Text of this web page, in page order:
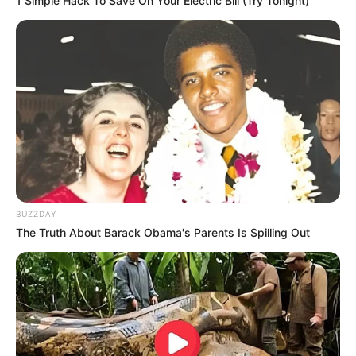
Tampil Lebih Modern, 7 Potret
Hasil Renovasi Rumah Berusia
90 Tahun
BUZZDAY
The Truth About Barack Obama's Parents Is Spilling Out